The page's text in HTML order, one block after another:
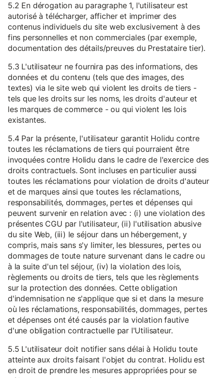
5.2 En dérogation au paragraphe 1, l'utilisateur est
autorisé à télécharger, afficher et imprimer des
contenus individuels du site web exclusivement à des
fins personnelles et non commerciales (par exemple,
documentation des détails/preuves du Prestataire tier).
5.3 L'utilisateur ne fournira pas des informations, des
données et du contenu (tels que des images, des
textes) via le site web qui violent les droits de tiers -
tels que les droits sur les noms, les droits d'auteur et
les marques de commerce - ou qui violent les lois
existantes.
5.4 Par la présente, l'utilisateur garantit Holidu contre
toutes les réclamations de tiers qui pourraient être
invoquées contre Holidu dans le cadre de l'exercice des
droits contractuels. Sont incluses en particulier aussi
toutes les réclamations pour violation de droits d'auteur
et de marques ainsi que toutes les réclamations,
responsabilités, dommages, pertes et dépenses qui
peuvent survenir en relation avec : (i) une violation des
présentes CGU par l'utilisateur, (ii) l'utilisation abusive
du site Web, (iii) le séjour dans un hébergement, y
compris, mais sans s'y limiter, les blessures, pertes ou
dommages de toute nature survenant dans le cadre ou
à la suite d'un tel séjour, (iv) la violation des lois,
règlements ou droits de tiers, tels que les règlements
sur la protection des données. Cette obligation
d'indemnisation ne s'applique que si et dans la mesure
où les réclamations, responsabilités, dommages, pertes
et dépenses ont été causés par la violation fautive
d'une obligation contractuelle par l'Utilisateur.
5.5 L'utilisateur doit notifier sans délai à Holidu toute
atteinte aux droits faisant l'objet du contrat. Holidu est
en droit de prendre les mesures appropriées pour se